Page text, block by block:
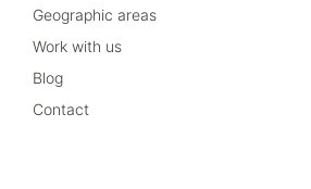
Geographic areas
Work with us
Blog
Contact